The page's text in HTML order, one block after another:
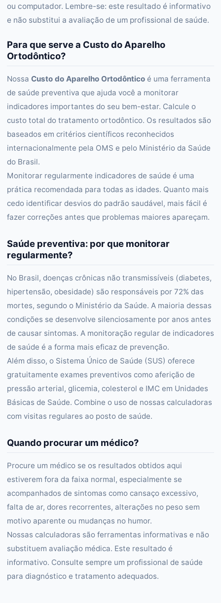
ou computador. Lembre-se: este resultado é informativo
e não substitui a avaliação de um profissional de saúde.
Para que serve a Custo do Aparelho
Ortodôntico?
Nossa Custo do Aparelho Ortodôntico é uma ferramenta
de saúde preventiva que ajuda você a monitorar
indicadores importantes do seu bem-estar. Calcule o
custo total do tratamento ortodôntico. Os resultados são
baseados em critérios científicos reconhecidos
internacionalmente pela OMS e pelo Ministério da Saúde
do Brasil.
Monitorar regularmente indicadores de saúde é uma
prática recomendada para todas as idades. Quanto mais
cedo identificar desvios do padrão saudável, mais fácil é
fazer correções antes que problemas maiores apareçam.
Saúde preventiva: por que monitorar
regularmente?
No Brasil, doenças crônicas não transmissíveis (diabetes,
hipertensão, obesidade) são responsáveis por 72% das
mortes, segundo o Ministério da Saúde. A maioria dessas
condições se desenvolve silenciosamente por anos antes
de causar sintomas. A monitoração regular de indicadores
de saúde é a forma mais eficaz de prevenção.
Além disso, o Sistema Único de Saúde (SUS) oferece
gratuitamente exames preventivos como aferição de
pressão arterial, glicemia, colesterol e IMC em Unidades
Básicas de Saúde. Combine o uso de nossas calculadoras
com visitas regulares ao posto de saúde.
Quando procurar um médico?
Procure um médico se os resultados obtidos aqui
estiverem fora da faixa normal, especialmente se
acompanhados de sintomas como cansaço excessivo,
falta de ar, dores recorrentes, alterações no peso sem
motivo aparente ou mudanças no humor.
Nossas calculadoras são ferramentas informativas e não
substituem avaliação médica. Este resultado é
informativo. Consulte sempre um profissional de saúde
para diagnóstico e tratamento adequados.